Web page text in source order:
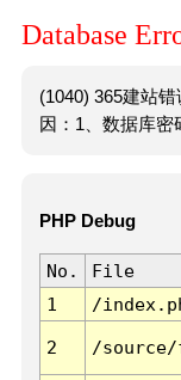
Database
(1040) 365建站
因：1、数据库密
PHP Debug
No. File
1
/
2 /